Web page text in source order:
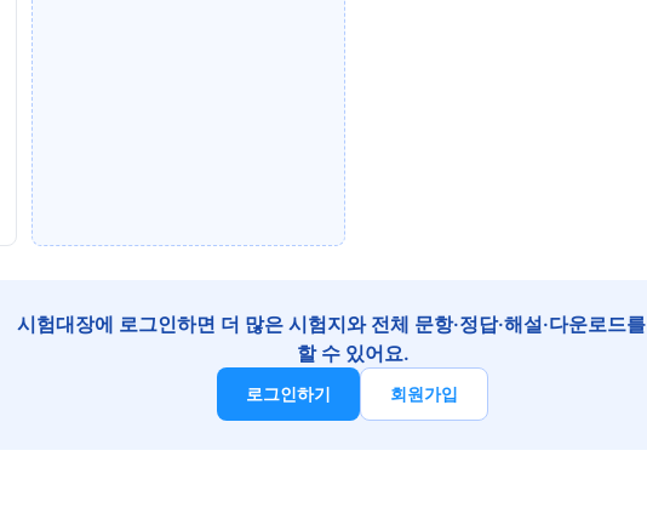
시험대장에 로그인하면 더 많은 시험지와 전체 문항·정답·해설·다운로드
할 수 있어요.
로그인하기 회원가입